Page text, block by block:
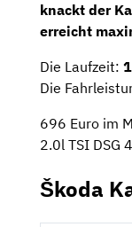
knackt der
erreicht
Die Laufzeit:
Die
696 Euro im
2.0l TSI DSG
Škoda